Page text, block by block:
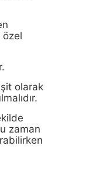
özel
olarak
zaman